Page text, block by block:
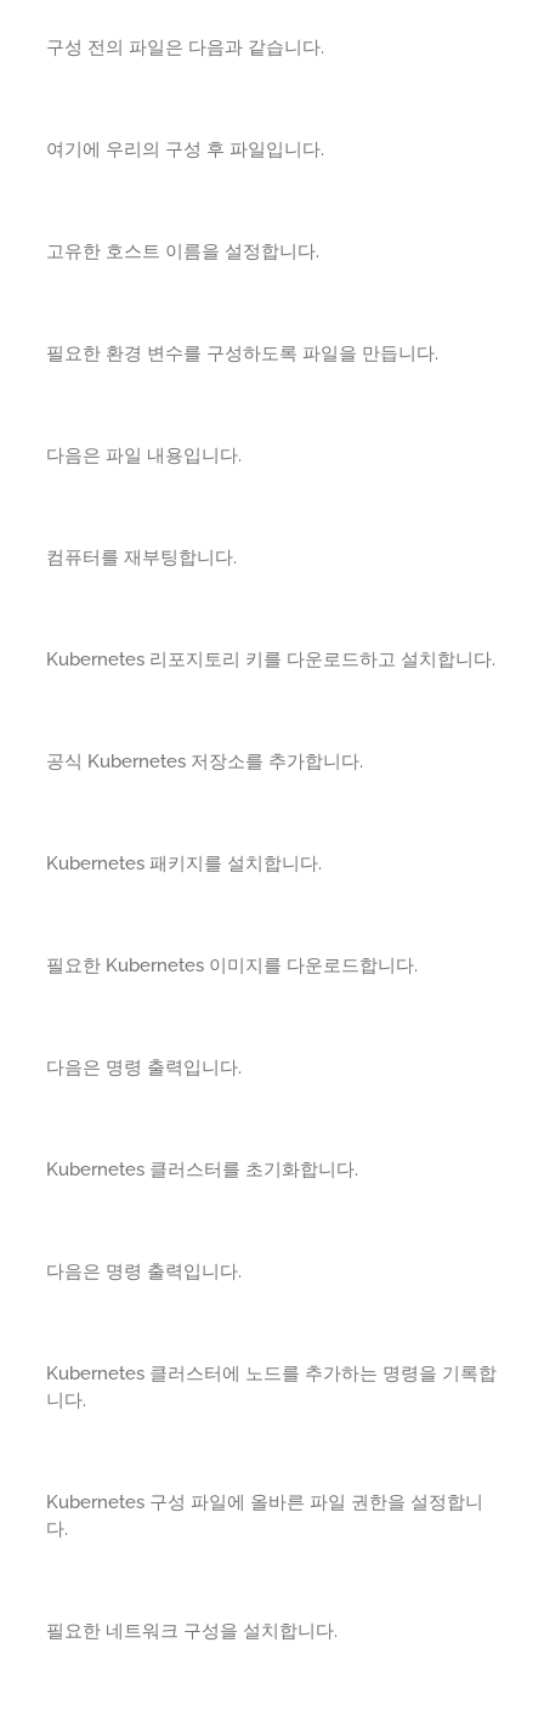
구성 전의 파일은 다음과 같습니다.
여기에 우리의 구성 후 파일입니다.
고유한 호스트 이름을 설정합니다.
필요한 환경 변수를 구성하도록 파일을 만듭니다.
다음은 파일 내용입니다.
컴퓨터를 재부팅합니다.
Kubernetes 리포지토리 키를 다운로드하고 설치합니다.
공식 Kubernetes 저장소를 추가합니다.
Kubernetes 패키지를 설치합니다.
필요한 Kubernetes 이미지를 다운로드합니다.
다음은 명령 출력입니다.
Kubernetes 클러스터를 초기화합니다.
다음은 명령 출력입니다.
Kubernetes 클러스터에 노드를 추가하는 명령을 기록합
니다.
Kubernetes 구성 파일에 올바른 파일 권한을 설정합니
다.
필요한 네트워크 구성을 설치합니다.